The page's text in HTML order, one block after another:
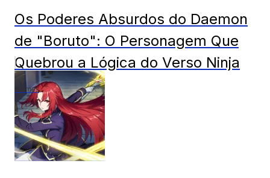
Os Poderes Absurdos do Daemon
de "Boruto": O Personagem Que
Quebrou a Lógica do Verso Ninja
Animes